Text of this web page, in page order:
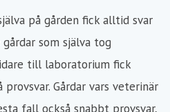
på gården fick alltid svar
som själva tog
till laboratorium fick
Gårdar vars veterinär
fall också snabbt provsvar,